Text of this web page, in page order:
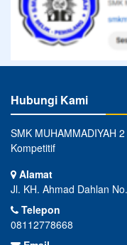
Hubungi Kami
SMK MUHAMMADIYAH
Kompetitif
Alamat
Jl. KH. Ahmad Dahlan
Telepon
08112778668